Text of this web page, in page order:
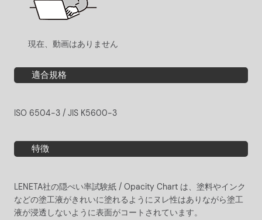
現在、動画はありません
適合規格
ISO 6504-3 / JIS K5600-3
特徴
LENETA社の隠ぺい率試験紙 / Opacity Chart は、塗料やインク
などの塗工液がきれいに塗れるようにヌレ性はありながら塗工
液が浸透しないように表面がコートされています。